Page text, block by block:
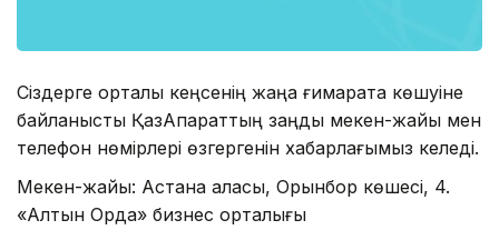
Сіздерге орталық кеңсенің жаңа ғимаратқа көшуіне
байланысты ҚазАқпараттың заңды мекен-жайы мен
телефон нөмірлері өзгергенін хабарлағымыз келеді.
Мекен-жайы: Астана қаласы, Орынбор көшесі, 4.
«Алтын Орда» бизнес орталығы